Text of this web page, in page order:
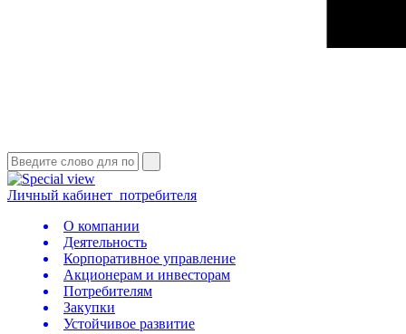
Личный кабинет потребителя
О компании
Деятельность
Корпоративное управление
Акционерам и инвесторам
Потребителям
Закупки
Устойчивое развитие